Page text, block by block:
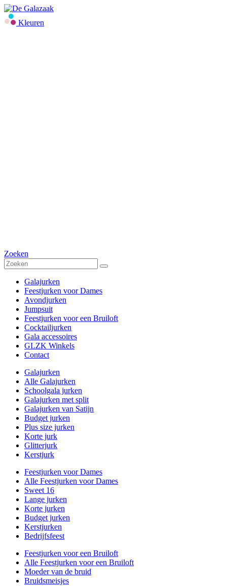
Kleuren
Zoeken
Galajurken
Feestjurken voor Dames
Avondjurken
Jumpsuit
Feestjurken voor een Bruiloft
Cocktailjurken
Gala accessoires
GLZK Winkels
Contact
Galajurken
Alle Galajurken
Schoolgala jurken
Galajurken met split
Galajurken van Satijn
Budget jurken
Plus size jurken
Korte jurk
Glitterjurk
Kerstjurk
Feestjurken voor Dames
Alle Feestjurken voor Dames
Sweet 16
Lange jurken
Korte jurken
Budget jurken
Kerstjurken
Bedrijfsfeest
Feestjurken voor een Bruiloft
Alle Feestjurken voor een Bruiloft
Moeder van de bruid
Bruidsmeisjes